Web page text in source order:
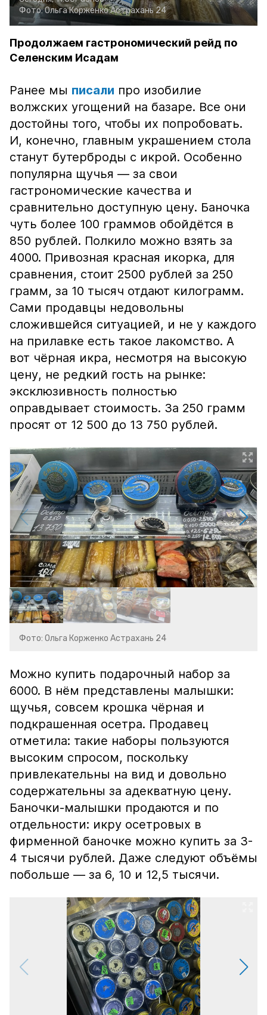
Фото:Ольга КорженкоАстрахань 24
Продолжаем гастрономический рейд по
Селенским Исадам
Ранее мы писали про изобилие
волжских угощений на базаре. Все они
достойны того, чтобы их попробовать.
И, конечно, главным украшением стола
станут бутерброды с икрой. Особенно
популярна щучья — за свои
гастрономические качества и
сравнительно доступную цену. Баночка
чуть более 100 граммов обойдётся в
850 рублей. Полкило можно взять за
4000. Привозная красная икорка, для
сравнения, стоит 2500 рублей за 250
грамм, за 10 тысяч отдают килограмм.
Сами продавцы недовольны
сложившейся ситуацией, и не у каждого
на прилавке есть такое лакомство. А
вот чёрная икра, несмотря на высокую
цену, не редкий гость на рынке:
эксклюзивность полностью
оправдывает стоимость. За 250 грамм
просят от 12 500 до 13 750 рублей.
Фото: Ольга Корженко Астрахань 24
Можно купить подарочный набор за
6000. В нём представлены малышки:
щучья, совсем крошка чёрная и
подкрашенная осетра. Продавец
отметила: такие наборы пользуются
высоким спросом, поскольку
привлекательны на вид и довольно
содержательны за адекватную цену.
Баночки-малышки продаются и по
отдельности: икру осетровых в
фирменной баночке можно купить за 3-
4 тысячи рублей. Даже следуют объёмы
побольше — за 6, 10 и 12,5 тысячи.